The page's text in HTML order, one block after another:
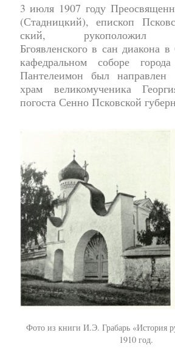
3 июля 1907 году
(Стад­ниц­кий), ­епи­скоп
ский, ру­ко­по­ло­жил
Бгоявленского в сан диа­ко­на
кафедральном соборе
Пантелеимон был
храм великомученика
погоста Сенно Псковской
Фото из книги И.Э. Грабарь «История
1910 год.